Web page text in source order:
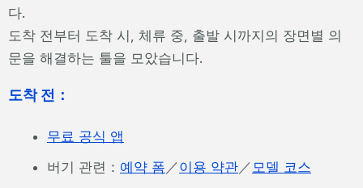
다.
도착 전부터 도착 시, 체류 중, 출발 시까지의 장면별 의
문을 해결하는 툴을 모았습니다.
도착 전：
무료 공식 앱
버기 관련： 예약 폼 ／이용 약관／ 모델 코스